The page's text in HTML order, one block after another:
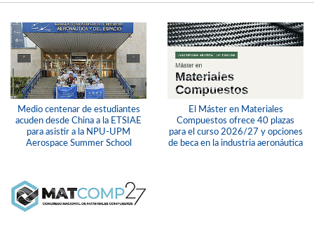
Medio centenar de estudiantes
acuden desde China a la ETSIAE
para asistir a la NPU-UPM
Aerospace Summer School
El Máster en Materiales
Compuestos ofrece 40 plazas
para el curso 2026/27 y opciones
de beca en la industria aeronáutica